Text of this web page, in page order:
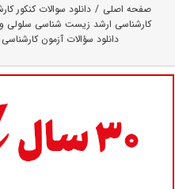
صفحه اصلی
دانلود سوالات کنکور
کارشناسی ارشد زیست شناسی سلولی و